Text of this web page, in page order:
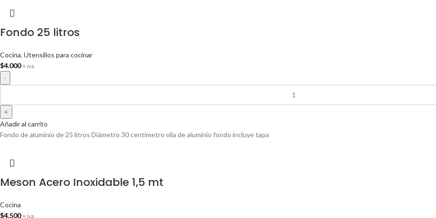
Fondo 25 litros
Cocina, Utensilios para cocinar
$4.000 + iva
Añadir al carrito
Fondo de aluminio de 25 litros Diámetro 30 centímetro olla de aluminio fondo incluye tapa
Meson Acero Inoxidable 1,5 mt
Cocina
$4.500 + iva